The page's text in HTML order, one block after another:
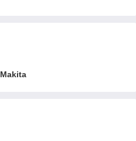
Makita